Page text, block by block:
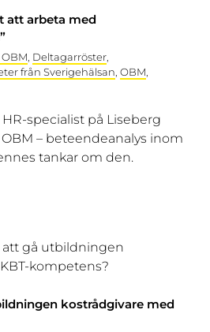
att arbeta med
, Deltagarröster,
från Sverigehälsan, OBM,
specialist på Liseberg
– beteendeanalys inom
tankar om den.
kostrådgivare med